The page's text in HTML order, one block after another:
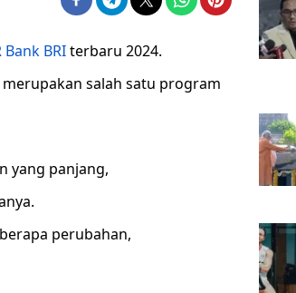
BRIterbaru 2024.
merupakan salah satu program
yang panjang,
perubahan,